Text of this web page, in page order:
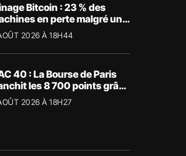
Bitcoin : 23 % des
en perte malgré un
à 65 000 $
2026 À 18H44
40 : La Bourse de Paris
les 8 700 points grâce
tech2026 À 18H27